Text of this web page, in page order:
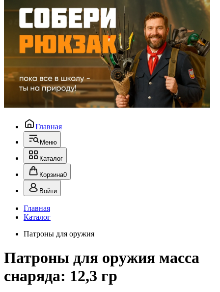
Главная
Меню
Каталог
Корзина0
Войти
Главная
Каталог
Патроны для оружия
Патроны для оружия масса
снаряда: 12,3 гр